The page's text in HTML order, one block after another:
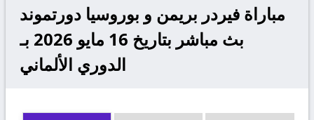
مباراة فيردر بريمن و بوروسيا دورتموند
بث مباشر بتاريخ 16 مايو 2026 بـ
الدوري الألماني